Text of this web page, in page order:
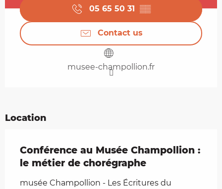
05 65 50 31 ▒▒
Contact us
musee-champollion.fr
Location
Conférence au Musée Champollion :
le métier de chorégraphe
musée Champollion - Les Écritures du